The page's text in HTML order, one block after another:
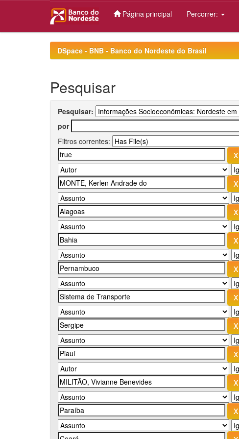
Página principal Percorrer:
DSpace - BNB - Banco do Nordeste do Brasil
Pesquisar
Pesquisar:
por
Filtros correntes: